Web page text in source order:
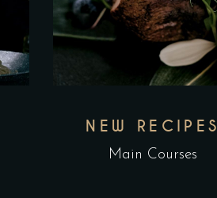
NEW RECIPES
Main Courses